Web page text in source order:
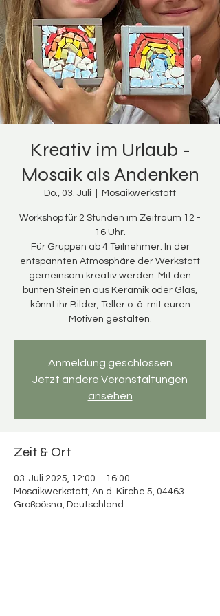
Kreativ im Urlaub -
Mosaik als Andenken
Do., 03. Juli Mosaikwerkstatt
Workshop für 2 Stunden im Zeitraum 12 -
16 Uhr.
Für Gruppen ab 4 Teilnehmer. In der
entspannten Atmosphäre der Werkstatt
gemeinsam kreativ werden. Mit den
bunten Steinen aus Keramik oder Glas,
könnt ihr Bilder, Teller o. ä. mit euren
Motiven gestalten.
Anmeldung geschlossen
Jetzt andere Veranstaltungen
ansehen
Zeit & Ort
03. Juli 2025, 12:00 – 16:00
Mosaikwerkstatt, An d. Kirche 5, 04463
Großpösna, Deutschland